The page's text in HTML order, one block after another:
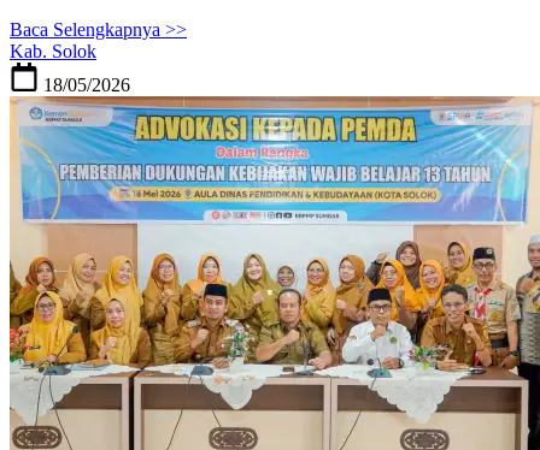
Baca Selengkapnya >>
Kab. Solok
18/05/2026